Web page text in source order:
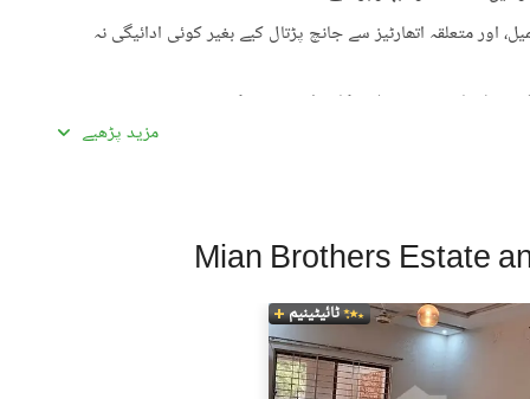
اور متعلقہ اتھارٹیز سے جانچ پڑتال کیے بغیر کوئی ادائیگی نہ
معلومات سے تفصیلات کا موازنہ ضرور کریں۔
اچھی لگیں۔ غیرمعمولی طور پر کم قیمتیں دھوکہ دہی کی
قابل اعتماد شخص کو ساتھ لے جائیں۔
ذاتی یا مالی معلومات شیئر کرنے سے گریز کریں۔
مزید پڑھیے
ٹائیٹینیم